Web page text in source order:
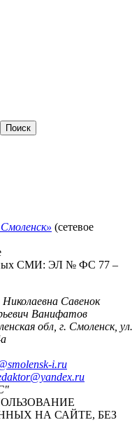
(сетевое
СМИ: ЭЛ № ФС 77 –
Савенок
Ванифатов
обл, г. Смоленск, ул.
i.ru
НА САЙТЕ, БЕЗ